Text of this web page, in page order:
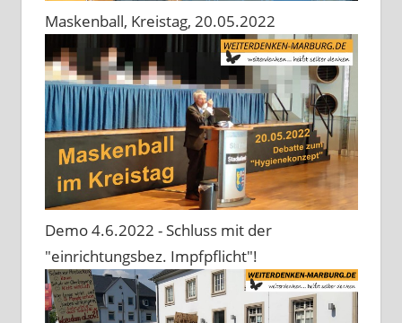
Maskenball, Kreistag, 20.05.2022
Demo 4.6.2022 - Schluss mit der
"einrichtungsbez. Impfpflicht"!